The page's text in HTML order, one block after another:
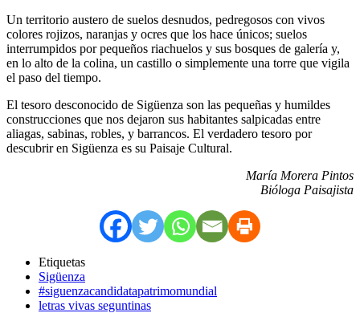
Un territorio austero de suelos desnudos, pedregosos con vivos
colores rojizos, naranjas y ocres que los hace únicos; suelos
interrumpidos por pequeños riachuelos y sus bosques de galería y,
en lo alto de la colina, un castillo o simplemente una torre que vigila
el paso del tiempo.
El tesoro desconocido de Sigüenza son las pequeñas y humildes
construcciones que nos dejaron sus habitantes salpicadas entre
aliagas, sabinas, robles, y barrancos. El verdadero tesoro por
descubrir en Sigüenza es su Paisaje Cultural.
María Morera Pintos
Bióloga Paisajista
Etiquetas
Sigüenza
#siguenzacandidatapatrimomundial
letras vivas seguntinas